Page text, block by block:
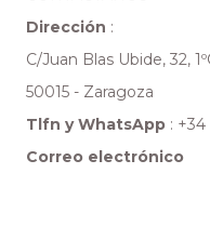
Dirección :
C/Juan Blas Ubide, 32,
50015 - Zaragoza
Tlfn y WhatsApp : +34
Correo electrónico